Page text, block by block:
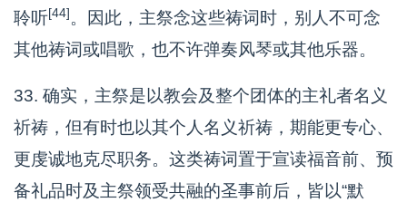
聆听[44]。因此，主祭念这些祷词时，别人不可念
其他祷词或唱歌，也不许弹奏风琴或其他乐器。
33. 确实，主祭是以教会及整个团体的主礼者名义
祈祷，但有时也以其个人名义祈祷，期能更专心、
更虔诚地克尽职务。这类祷词置于宣读福音前、预
备礼品时及主祭领受共融的圣事前后，皆以“默